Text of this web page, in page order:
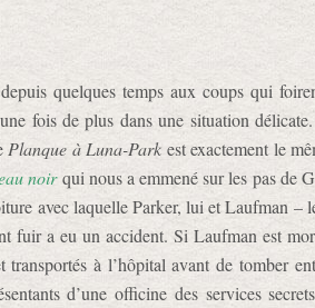
quelques temps aux coups qui
fois de plus dans une situation
Planque à Luna-Park est exactement le
noirqui nous a emmené sur les pas de
avec laquelle Parker, lui et Laufman –
fuir a eu un accident. Si Laufman est
transportés à l’hôpital avant de tomber
d’une officine des services